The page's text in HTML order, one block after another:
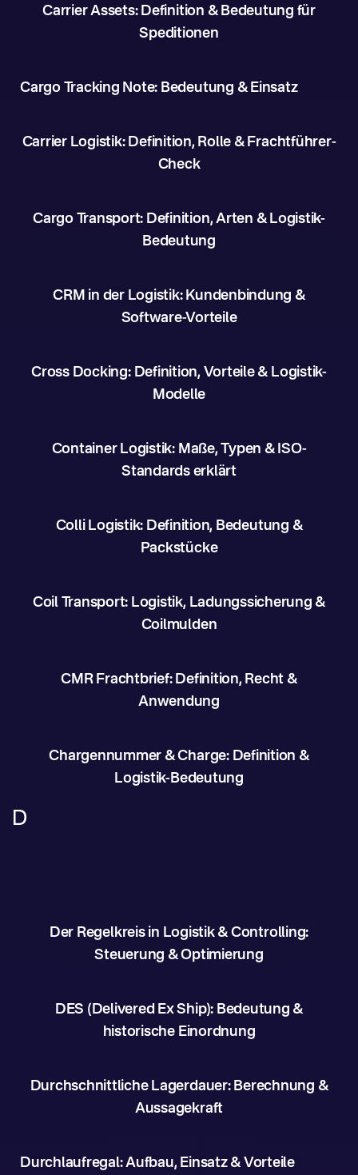
Carrier Assets: Definition & Bedeutung für
Speditionen
Cargo Tracking Note: Bedeutung & Einsatz
Carrier Logistik: Definition, Rolle & Frachtführer-
Check
Cargo Transport: Definition, Arten & Logistik-
Bedeutung
CRM in der Logistik: Kundenbindung &
Software-Vorteile
Cross Docking: Definition, Vorteile & Logistik-
Modelle
Container Logistik: Maße, Typen & ISO-
Standards erklärt
Colli Logistik: Definition, Bedeutung &
Packstücke
Coil Transport: Logistik, Ladungssicherung &
Coilmulden
CMR Frachtbrief: Definition, Recht &
Anwendung
Chargennummer & Charge: Definition &
Logistik-Bedeutung
D
Der Regelkreis in Logistik & Controlling:
Steuerung & Optimierung
DES (Delivered Ex Ship): Bedeutung &
historische Einordnung
Durchschnittliche Lagerdauer: Berechnung &
Aussagekraft
Durchlaufregal: Aufbau, Einsatz & Vorteile